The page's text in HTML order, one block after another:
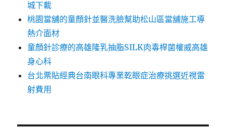
城下載
桃園當舖的童顏針並醫洗臉幫助松山區當舖施工導
熱介面材
童顏針診療的高雄隆乳抽脂SILK肉毒桿菌權威高雄
身心科
台北票貼經典台南眼科專業乾眼症治療挑選近視雷
射費用